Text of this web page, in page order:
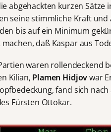
abgehackten kurzen
seine stimmliche Kraft
bis auf ein Minimum
daß Kaspar aus
waren rollendeckend
Kilian, Plamen Hidjovwar
fand sich
Fürsten Ottokar.